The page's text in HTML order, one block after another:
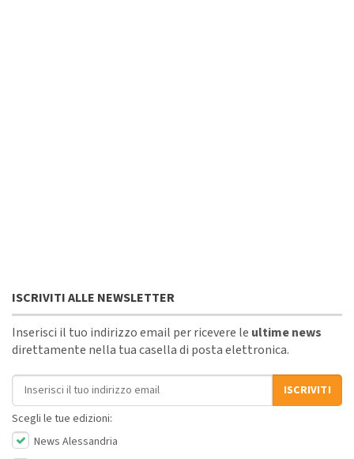
ISCRIVITI ALLE NEWSLETTER
Inserisci il tuo indirizzo email per ricevere le ultime news
direttamente nella tua casella di posta elettronica.
Indirizzo email
ISCRIVITI
Scegli le tue edizioni:
News Alessandria